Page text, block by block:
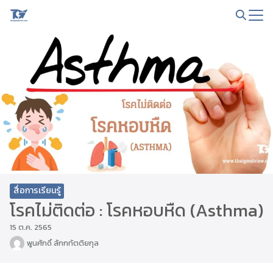
Skip
สื่อการเรียนรู้
โรคไม่ติดต่อ : โรคหอบหืด (Asthma)
15 ต.ค. 2565
พูนศักดิ์ สักกทัตติยกุล